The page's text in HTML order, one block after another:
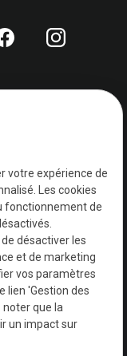
TVA
:
votre expérience de
Les cookies
fonctionnement de
désactiver les
et de marketing
vos paramètres
lien 'Gestion des
noter que la
un impact sur